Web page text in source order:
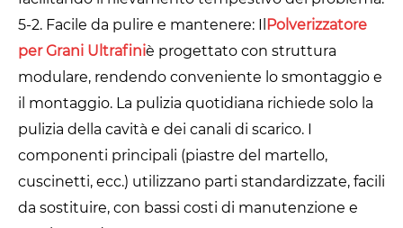
5-2. Facile da pulire e mantenere: Il
Polverizzatore
per Grani Ultrafiniè progettato con struttura
modulare, rendendo conveniente lo smontaggio e
il montaggio. La pulizia quotidiana richiede solo la
pulizia della cavità e dei canali di scarico. I
componenti principali (piastre del martello,
cuscinetti, ecc.) utilizzano parti standardizzate, facili
da sostituire, con bassi costi di manutenzione e